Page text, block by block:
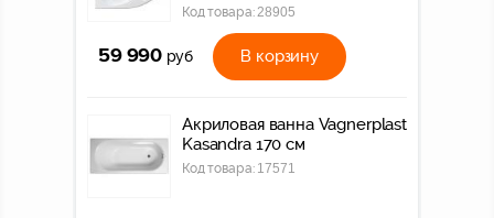
Код товара:28905
59 990 руб В корзину
Акриловая ванна Vagnerplast
Kasandra 170 см
Код товара: 17571